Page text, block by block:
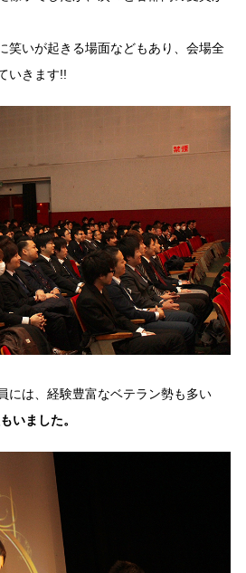
笑いが起きる場面などもあり、会場全
いきます!!
には、経験豊富なベテラン勢も多い
いました。